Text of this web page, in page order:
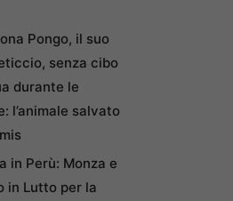
Pongo, il suo
senza cibo
durante le
l’animale salvato
in Perù: Monza e
in Lutto per la